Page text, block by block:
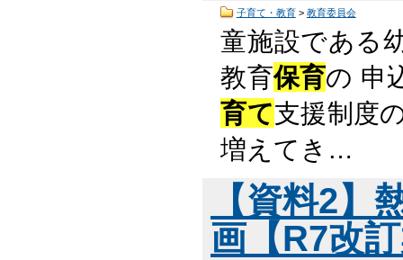
子育て・教育> 教育委員会
童施設である
教育保育の 申
育て支援制度
増えてき…
【資料2】
画【R7改